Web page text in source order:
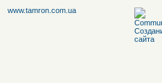
www.tamron.com.ua